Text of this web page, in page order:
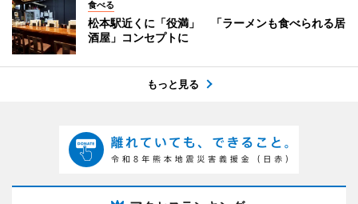
食べる
松本駅近くに「役満」 「ラーメンも食べられる居
酒屋」コンセプトに
もっと見る